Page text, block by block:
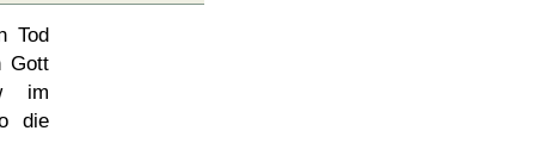
Tod
Gott
im
die